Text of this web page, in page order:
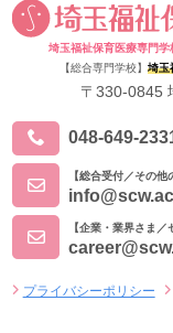
埼玉福祉保育医療専門学
【総合専門学校】 埼玉
〒330-0845
048-649-
【総合受付／その他
【企業・業界さま／
プライバシーポリシー